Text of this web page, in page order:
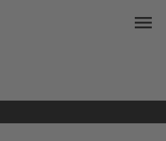
menu